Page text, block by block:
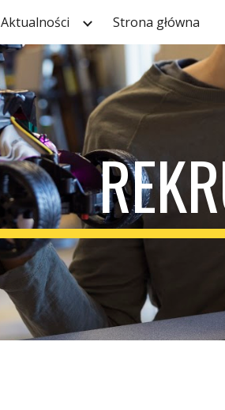
Skip to main content
Aktualności Strona główna